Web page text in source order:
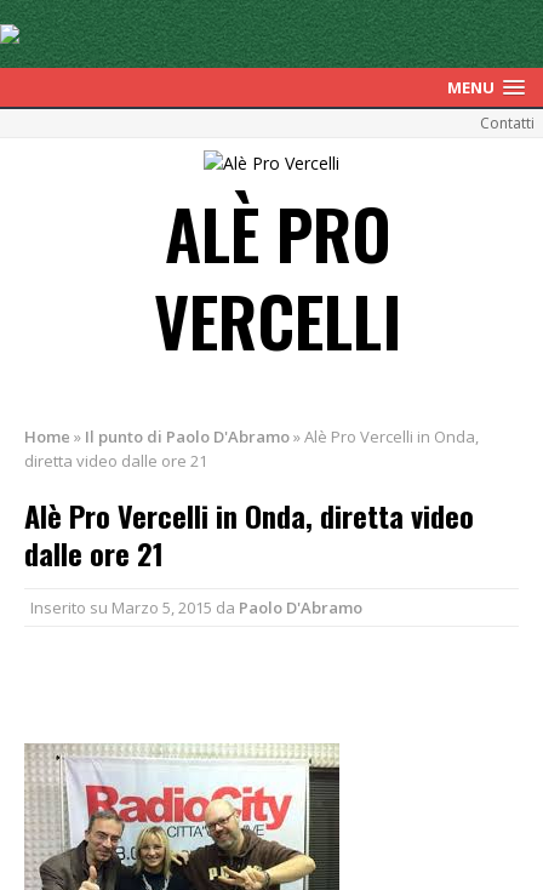
MENU
Contatti
ALÈ PRO
VERCELLI
Home » Il punto di Paolo D'Abramo»Alè Pro Vercelli in Onda,
diretta video dalle ore 21
Alè Pro Vercelli in Onda, diretta video
dalle ore 21
Inserito su Marzo 5, 2015 da Paolo D'Abramo